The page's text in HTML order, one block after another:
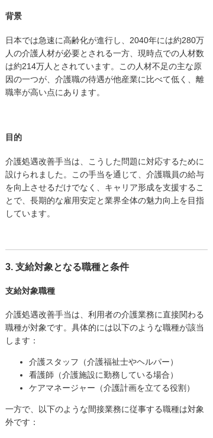
背景
日本では急速に高齢化が進行し、2040年には約280万
人の介護人材が必要とされる一方、現時点での人材数
は約214万人とされています。この人材不足の主な原
因の一つが、介護職の待遇が他産業に比べて低く、離
職率が高い点にあります。
目的
介護処遇改善手当は、こうした問題に対応するために
設けられました。この手当を通じて、介護職員の給与
を向上させるだけでなく、キャリア形成を支援するこ
とで、長期的な雇用安定と業界全体の魅力向上を目指
しています。
3. 支給対象となる職種と条件
支給対象職種
介護処遇改善手当は、利用者の介護業務に直接関わる
職種が対象です。具体的には以下のような職種が該当
します：
介護スタッフ（介護福祉士やヘルパー）
看護師（介護施設に勤務している場合）
ケアマネージャー（介護計画を立てる役割）
一方で、以下のような間接業務に従事する職種は対象
外です：